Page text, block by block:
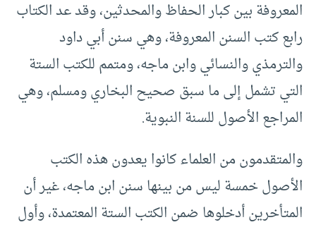
المعروفة بين كبار الحفاظ والمحدثين، وقد عد الكتاب
رابع كتب السنن المعروفة، وهي سنن أبي داود
والترمذي والنسائي وابن ماجه، ومتمم للكتب الستة
التي تشمل إلى ما سبق صحيح البخاري ومسلم، وهي
المراجع الأصول للسنة النبوية.
والمتقدمون من العلماء كانوا يعدون هذه الكتب
الأصول خمسة ليس من بينها سنن ابن ماجه، غير أن
المتأخرين أدخلوها ضمن الكتب الستة المعتمدة، وأول